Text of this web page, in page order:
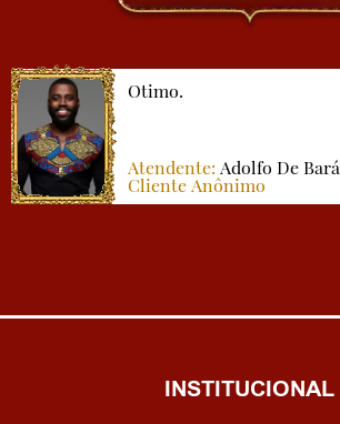
Otimo.
Atendente: Adolfo De Bará
Cliente Anônimo
INSTITUCIONAL